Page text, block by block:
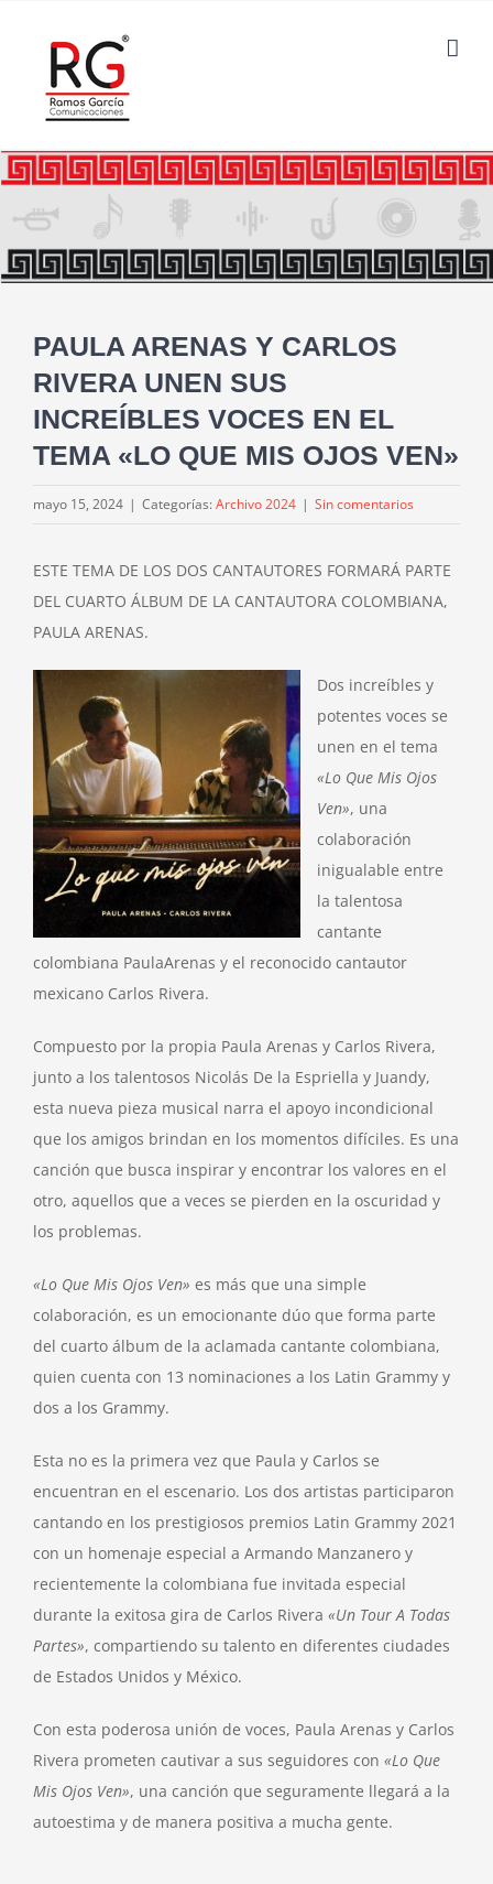
contenido
PAULA ARENAS Y CARLOS
RIVERA UNEN SUS
INCREÍBLES VOCES EN EL
TEMA «LO QUE MIS OJOS VEN»
mayo 15, 2024 | Categorías: Archivo 2024 | Sin comentarios
ESTE TEMA DE LOS DOS CANTAUTORES FORMARÁ PARTE
DEL CUARTO ÁLBUM DE LA CANTAUTORA COLOMBIANA,
PAULA ARENAS.
Dos increíbles y
potentes voces se
unen en el tema
«Lo Que Mis Ojos
Ven», una
colaboración
inigualable entre
la talentosa
cantante
colombiana PaulaArenas y el reconocido cantautor
mexicano Carlos Rivera.
Compuesto por la propia Paula Arenas y Carlos Rivera,
junto a los talentosos Nicolás De la Espriella y Juandy,
esta nueva pieza musical narra el apoyo incondicional
que los amigos brindan en los momentos difíciles. Es una
canción que busca inspirar y encontrar los valores en el
otro, aquellos que a veces se pierden en la oscuridad y
los problemas.
«Lo Que Mis Ojos Ven» es más que una simple
colaboración, es un emocionante dúo que forma parte
del cuarto álbum de la aclamada cantante colombiana,
quien cuenta con 13 nominaciones a los Latin Grammy y
dos a los Grammy.
Esta no es la primera vez que Paula y Carlos se
encuentran en el escenario. Los dos artistas participaron
cantando en los prestigiosos premios Latin Grammy 2021
con un homenaje especial a Armando Manzanero y
recientemente la colombiana fue invitada especial
durante la exitosa gira de Carlos Rivera «Un Tour A Todas
Partes», compartiendo su talento en diferentes ciudades
de Estados Unidos y México.
Con esta poderosa unión de voces, Paula Arenas y Carlos
Rivera prometen cautivar a sus seguidores con «Lo Que
Mis Ojos Ven», una canción que seguramente llegará a la
autoestima y de manera positiva a mucha gente.